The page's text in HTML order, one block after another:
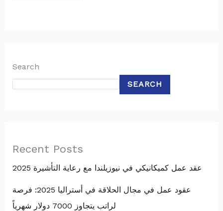
Search
SEARCH
Recent Posts
عقد عمل كميكانيكي في نيوزيلندا مع رعاية التأشيرة 2025
عقود عمل في مجال الحلاقة في أستراليا 2025: فرصة
لراتب يتجاوز 7000 دولار شهرياً